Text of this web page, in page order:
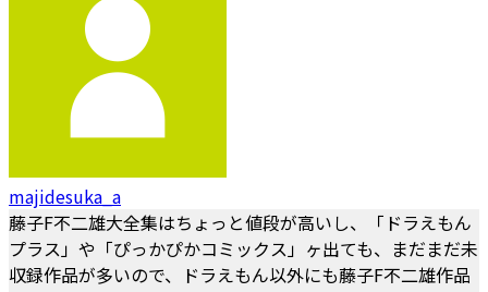
majidesuka_a
藤子F不二雄大全集はちょっと値段が高いし、「ドラえもん
プラス」や「ぴっかぴかコミックス」ヶ出ても、まだまだ未
収録作品が多いので、ドラえもん以外にも藤子F不二雄作品